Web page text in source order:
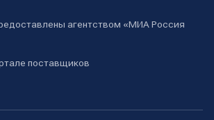
агентством «МИА Россия
поставщиков